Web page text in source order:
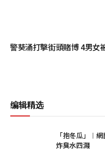
警葵涌打擊街頭賭博 4男女
编辑精选
「抱冬瓜」︱
炸臭水四濺